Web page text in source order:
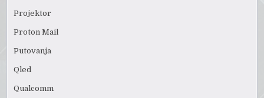
Projektor
Proton Mail
Putovanja
Qled
Qualcomm